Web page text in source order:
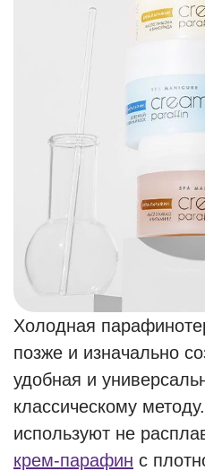
Холодная
позже и изначально
удобная и
классическому
используют не
крем-парафин с